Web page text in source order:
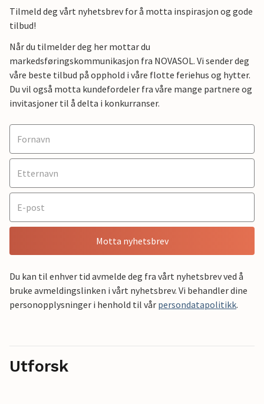
Tilmeld deg vårt nyhetsbrev for å motta inspirasjon og gode
tilbud!
Når du tilmelder deg her mottar du
markedsføringskommunikasjon fra NOVASOL. Vi sender deg
våre beste tilbud på opphold i våre flotte feriehus og hytter.
Du vil også motta kundefordeler fra våre mange partnere og
invitasjoner til å delta i konkurranser.
Motta nyhetsbrev
Du kan til enhver tid avmelde deg fra vårt nyhetsbrev ved å
bruke avmeldingslinken i vårt nyhetsbrev. Vi behandler dine
personopplysninger i henhold til vår persondatapolitikk.
Utforsk